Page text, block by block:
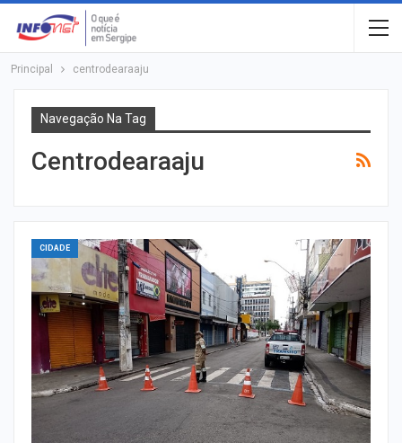
Principal centrodearaaju
Navegação Na Tag
Centrodearaaju
CIDADE